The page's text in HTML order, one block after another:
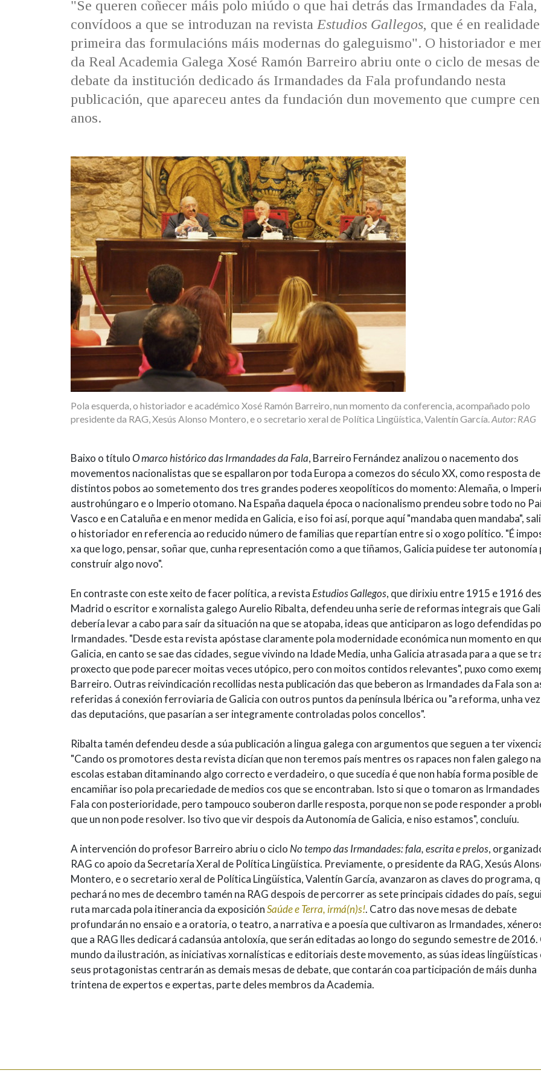
"Se queren coñecer máis polo miúdo o que hai detrás das Irmandades da Fala,
convídoos a que se introduzan na revista Estudios Gallegos, que é en realidade
primeira das formulacións máis modernas do galeguismo". O historiador e
da Real Academia Galega Xosé Ramón Barreiro abriu onte o ciclo de mesas de
debate da institución dedicado ás Irmandades da Fala profundando nesta
publicación, que apareceu antes da fundación dun movemento que cumpre cen
anos.
Pola esquerda, o historiador e académico Xosé Ramón Barreiro, nun momento da conferencia, acompañado polo
presidente da RAG, Xesús Alonso Montero, e o secretario xeral de Política Lingüística, Valentín García.Autor: RAG
Baixo o títuloO marco histórico das Irmandades da Fala, Barreiro Fernández analizou o nacemento dos
movementos nacionalistas que se espallaron por toda Europa a comezos do século XX, como resposta de
distintos pobos ao sometemento dos tres grandes poderes xeopolíticos do momento: Alemaña, o
austrohúngaro e o Imperio otomano. Na España daquela época o nacionalismo prendeu sobre todo no
Vasco e en Cataluña e en menor medida en Galicia, e iso foi así, porque aquí "mandaba quen mandaba",
o historiador en referencia ao reducido número de familias que repartían entre si o xogo político. "É
xa que logo, pensar, soñar que, cunha representación como a que tiñamos, Galicia puidese ter autonomía
construír algo novo".
En contraste con este xeito de facer política, a revista Estudios Gallegos, que dirixiu entre 1915 e 1916
Madrid o escritor e xornalista galego Aurelio Ribalta, defendeu unha serie de reformas integrais que
debería levar a cabo para saír da situación na que se atopaba, ideas que anticiparon as logo defendidas
Irmandades. "Desde esta revista apóstase claramente pola modernidade económica nun momento en
Galicia, en canto se sae das cidades, segue vivindo na Idade Media, unha Galicia atrasada para a que se
proxecto que pode parecer moitas veces utópico, pero con moitos contidos relevantes", puxo como
Barreiro. Outras reivindicación recollidas nesta publicación das que beberon as Irmandades da Fala son
referidas á conexión ferroviaria de Galicia con outros puntos da península Ibérica ou "a reforma, unha
das deputacións, que pasarían a ser integramente controladas polos concellos".
Ribalta tamén defendeu desde a súa publicación a lingua galega con argumentos que seguen a ter
"Cando os promotores desta revista dicían que non teremos país mentres os rapaces non falen galego
escolas estaban ditaminando algo correcto e verdadeiro, o que sucedía é que non había forma posible de
encamiñar iso pola precariedade de medios cos que se encontraban. Isto si que o tomaron as Irmandades
Fala con posterioridade, pero tampouco souberon darlle resposta, porque non se pode responder a
que un non pode resolver. Iso tivo que vir despois da Autonomía de Galicia, e niso estamos", concluíu.
A intervención do profesor Barreiro abriu o ciclo No tempo das Irmandades: fala, escrita e prelos,
RAG co apoio da Secretaría Xeral de Política Lingüística. Previamente, o presidente da RAG, Xesús
Montero, e o secretario xeral de Política Lingüística, Valentín García, avanzaron as claves do programa,
pechará no mes de decembro tamén na RAG despois de percorrer as sete principais cidades do país,
ruta marcada pola itinerancia da exposiciónSaúde e Terra, irmá(n)s!. Catro das nove mesas de debate
profundarán no ensaio e a oratoria, o teatro, a narrativa e a poesía que cultivaron as Irmandades,
que a RAG lles dedicará cadansúa antoloxía, que serán editadas ao longo do segundo semestre de 2016.
mundo da ilustración, as iniciativas xornalísticas e editoriais deste movemento, as súas ideas lingüísticas
seus protagonistas centrarán as demais mesas de debate, que contarán coa participación de máis dunha
trintena de expertos e expertas, parte deles membros da Academia.